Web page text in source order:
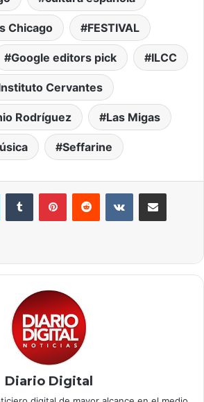
Chicago FESTIVAL
Google editors pick ILCC
Cervantes
Rodríguez Las Migas
Seffarine
LinkedInTumblr PinterestReddit VKontakteCompartir por correo
Diario Digital